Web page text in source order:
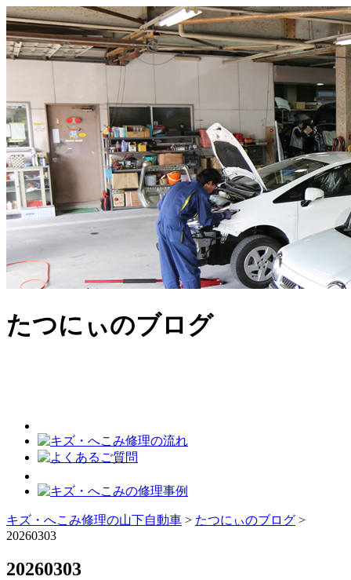
たつにぃのブログ
キズ・へこみ修理の山下自動車 > たつにぃのブログ >
20260303
20260303